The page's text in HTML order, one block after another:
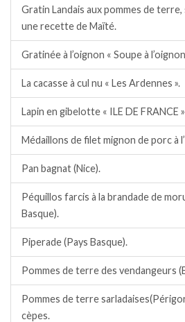
Gratin Landais aux pommes de
une recette de Maïté.
Gratinée à l’oignon « Soupe à
La cacasse à cul nu « Les Ardennes ».
Lapin en gibelotte « ILE DE FRANCE »
Médaillons de filet mignon de porc à
Pan bagnat (Nice).
Péquillos farcis à la brandade de
Basque).
Piperade (Pays Basque).
Pommes de terre des vendangeurs
Pommes de terre
cèpes.